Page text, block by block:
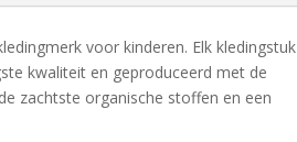
voor kinderen. Elk kledingstuk
kwaliteit en geproduceerd met de
zachtste organische stoffen en een